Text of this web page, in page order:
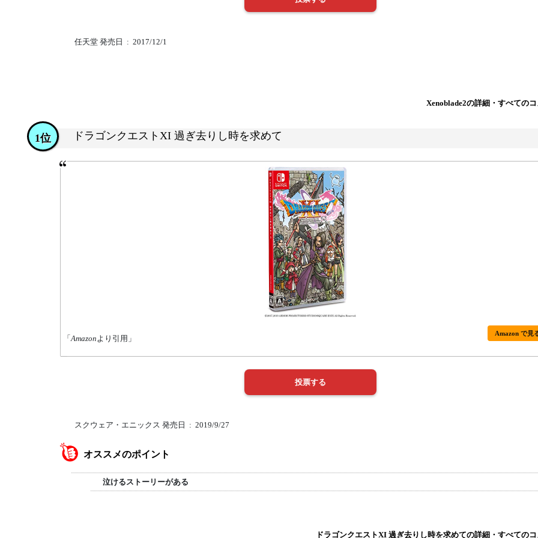
任天堂 発売日 ‏ : ‎ 2017/12/1
Xenoblade2の詳細・すべての
ドラゴンクエストXI 過ぎ去りし時を求めて
1位
「Amazonより引用」
Amazon で見
スクウェア・エニックス 発売日 ‏ : ‎ 2019/9/27
オススメのポイント
泣けるストーリーがある
ドラゴンクエストXI 過ぎ去りし時を求めての詳細・すべての